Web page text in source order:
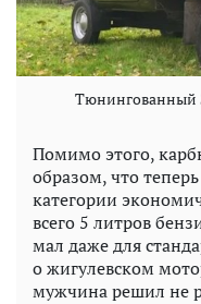
Тюнингованный
Помимо этого,
образом, что
категории
всего 5 литров
мал даже для
о жигулевском
мужчина решил не